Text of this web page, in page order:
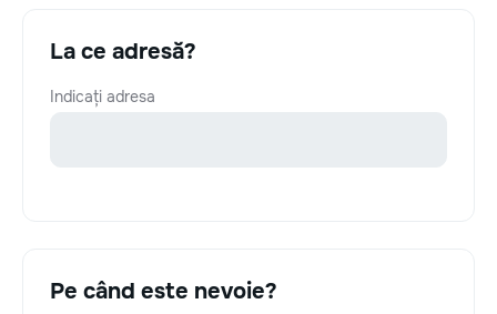
La ce adresă?
Indicați adresa
Pe când este nevoie?